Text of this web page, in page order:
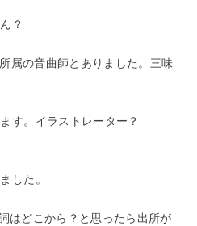
？
属の音曲師とありました。三味
す。イラストレーター？
した。
はどこから？と思ったら出所が